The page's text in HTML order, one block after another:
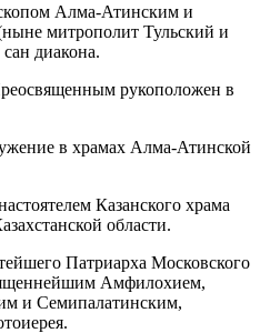
Алма-Атинским и
митрополит Тульский и
диакона.
рукоположен в
в храмах Алма-Атинской
Казанского храма
области.
Патриарха Московского
Амфилохием,
и Семипалатинским,